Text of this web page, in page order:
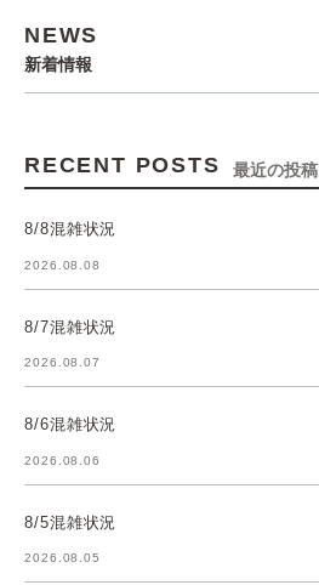
NEWS
新着情報
RECENT POSTS 最近の投稿
8/8混雑状況
2026.08.08
8/7混雑状況
2026.08.07
8/6混雑状況
2026.08.06
8/5混雑状況
2026.08.05